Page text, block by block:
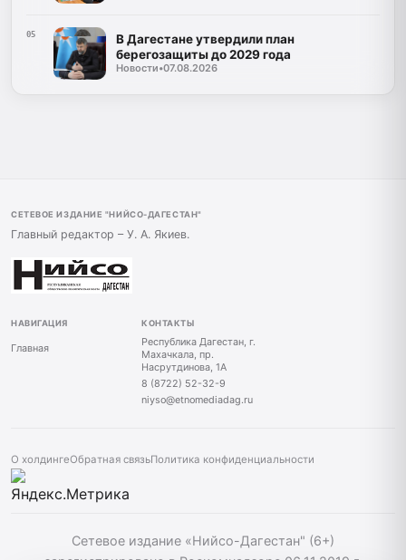
05
В Дагестане утвердили план
берегозащиты до 2029 года
Новости•07.08.2026
СЕТЕВОЕ ИЗДАНИЕ "НИЙСО-ДАГЕСТАН"
Главный редактор – У. А. Якиев.
НАВИГАЦИЯ
Главная
КОНТАКТЫ
Республика Дагестан, г.
Махачкала, пр.
Насрутдинова, 1А
8 (8722) 52-32-9
niyso@etnomediadag.ru
О холдингеОбратная связьПолитика конфиденциальности
Сетевое издание «Нийсо-Дагестан" (6+)